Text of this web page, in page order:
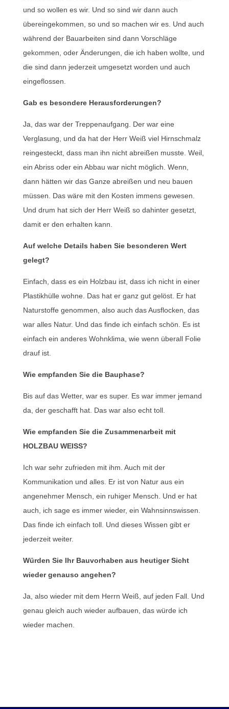
und so wollen es wir. Und so sind wir dann auch
übereingekommen, so und so machen wir es. Und auch
während der Bauarbeiten sind dann Vorschläge
gekommen, oder Änderungen, die ich haben wollte, und
die sind dann jederzeit umgesetzt worden und auch
eingeflossen.
Gab es besondere Herausforderungen?
Ja, das war der Treppenaufgang. Der war eine
Verglasung, und da hat der Herr Weiß viel Hirnschmalz
reingesteckt, dass man ihn nicht abreißen musste. Weil,
ein Abriss oder ein Abbau war nicht möglich. Wenn,
dann hätten wir das Ganze abreißen und neu bauen
müssen. Das wäre mit den Kosten immens gewesen.
Und drum hat sich der Herr Weiß so dahinter gesetzt,
damit er den erhalten kann.
Auf welche Details haben Sie besonderen Wert
gelegt?
Einfach, dass es ein Holzbau ist, dass ich nicht in einer
Plastikhülle wohne. Das hat er ganz gut gelöst. Er hat
Naturstoffe genommen, also auch das Ausflocken, das
war alles Natur. Und das finde ich einfach schön. Es ist
einfach ein anderes Wohnklima, wie wenn überall Folie
drauf ist.
Wie empfanden Sie die Bauphase?
Bis auf das Wetter, war es super. Es war immer jemand
da, der geschafft hat. Das war also echt toll.
Wie empfanden Sie die Zusammenarbeit mit
HOLZBAU WEISS?
Ich war sehr zufrieden mit ihm. Auch mit der
Kommunikation und alles. Er ist von Natur aus ein
angenehmer Mensch, ein ruhiger Mensch. Und er hat
auch, ich sage es immer wieder, ein Wahnsinnswissen.
Das finde ich einfach toll. Und dieses Wissen gibt er
jederzeit weiter.
Würden Sie Ihr Bauvorhaben aus heutiger Sicht
wieder genauso angehen?
Ja, also wieder mit dem Herrn Weiß, auf jeden Fall. Und
genau gleich auch wieder aufbauen, das würde ich
wieder machen.